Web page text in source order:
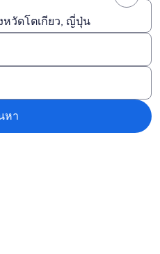
หวัดโตเกียว, ญี่ปุ่น
หา